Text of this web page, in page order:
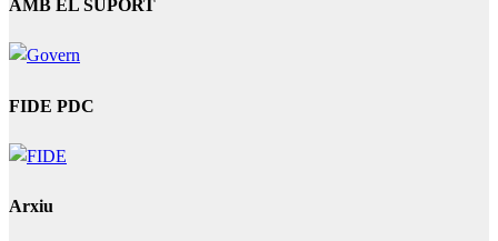
AMB EL SUPORT
FIDE PDC
Arxiu